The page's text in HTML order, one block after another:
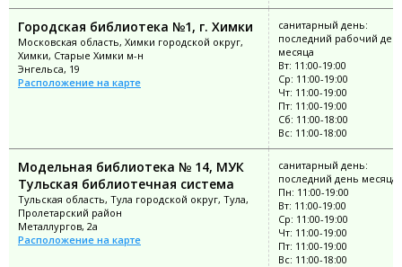
Городская библиотека №1, г. Химки
Московская область, Химки городской округ,
Химки, Старые Химки м-н
Энгельса, 19
Расположение на карте
санитарный день:
последний рабочий
месяца
Вт: 11:00-19:00
Ср: 11:00-19:00
Чт: 11:00-19:00
Пт: 11:00-19:00
Сб: 11:00-18:00
Вс: 11:00-18:00
Модельная библиотека № 14, МУК
Тульская библиотечная система
Тульская область, Тула городской округ, Тула,
Пролетарский район
Металлургов, 2а
Расположение на карте
санитарный день:
последний день месяца
Пн: 11:00-19:00
Вт: 11:00-19:00
Ср: 11:00-19:00
Чт: 11:00-19:00
Пт: 11:00-19:00
Вс: 11:00-18:00